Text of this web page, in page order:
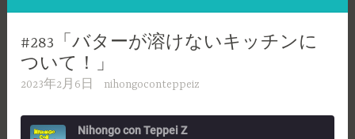
#283「バターが溶けないキッチンに
ついて！」
2023年2月6日 nihongoconteppeiz
Nihongo con Teppei Z